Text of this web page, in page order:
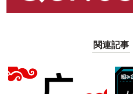
関連記事